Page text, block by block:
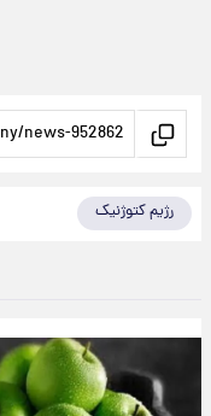
رژیم کتوژنیک